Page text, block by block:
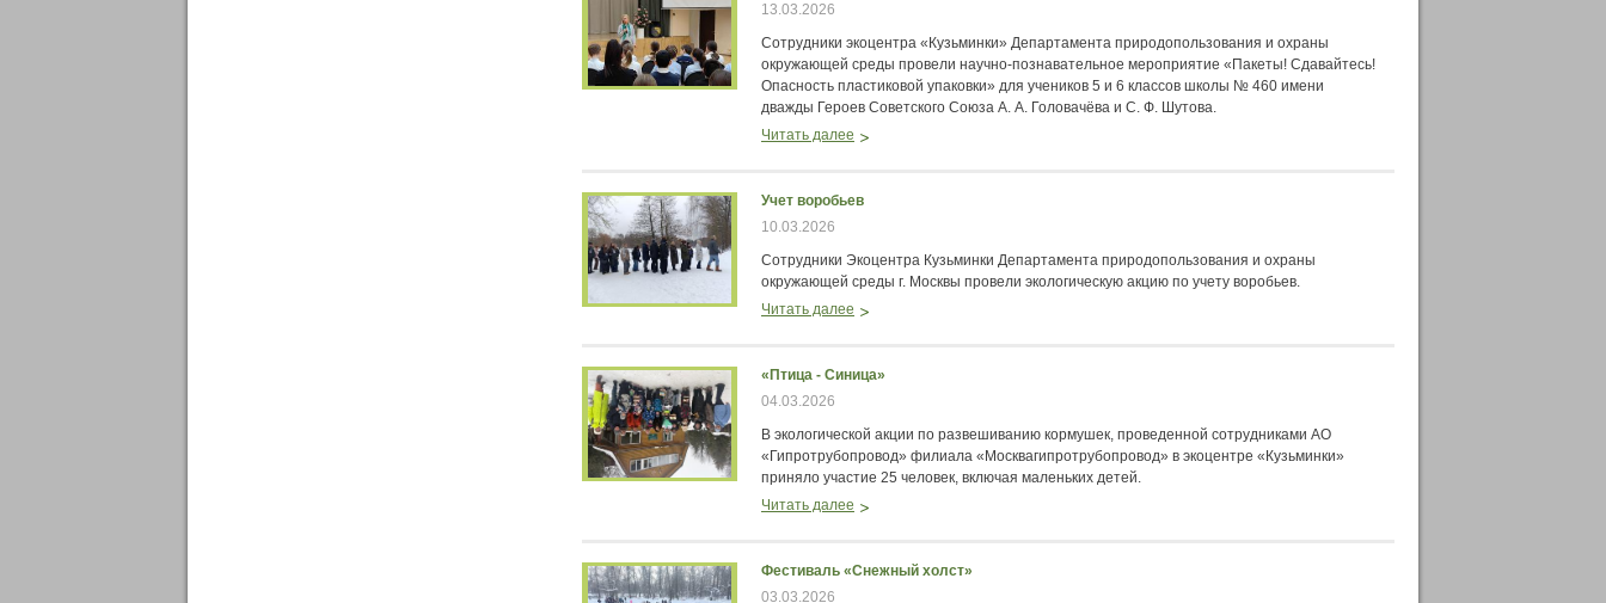
13.03.2026
Сотрудники экоцентра «Кузьминки» Департамента природопользования и охраны
окружающей среды провели научно‑познавательное мероприятие «Пакеты! Сдавайтесь!
Опасность пластиковой упаковки» для учеников 5 и 6 классов школы № 460 имени
дважды Героев Советского Союза А. А. Головачёва и С. Ф. Шутова.
Читать далее
Учет воробьев
10.03.2026
Сотрудники Экоцентра Кузьминки Департамента природопользования и охраны
окружающей среды г. Москвы провели экологическую акцию по учету воробьев.
Читать далее
«Птица - Синица»
04.03.2026
В экологической акции по развешиванию кормушек, проведенной сотрудниками АО
«Гипротрубопровод» филиала «Москвагипротрубопровод» в экоцентре «Кузьминки»
приняло участие 25 человек, включая маленьких детей.
Читать далее
Фестиваль «Снежный холст»
03.03.2026